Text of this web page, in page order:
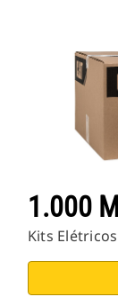
1.000
Kits Elétricos